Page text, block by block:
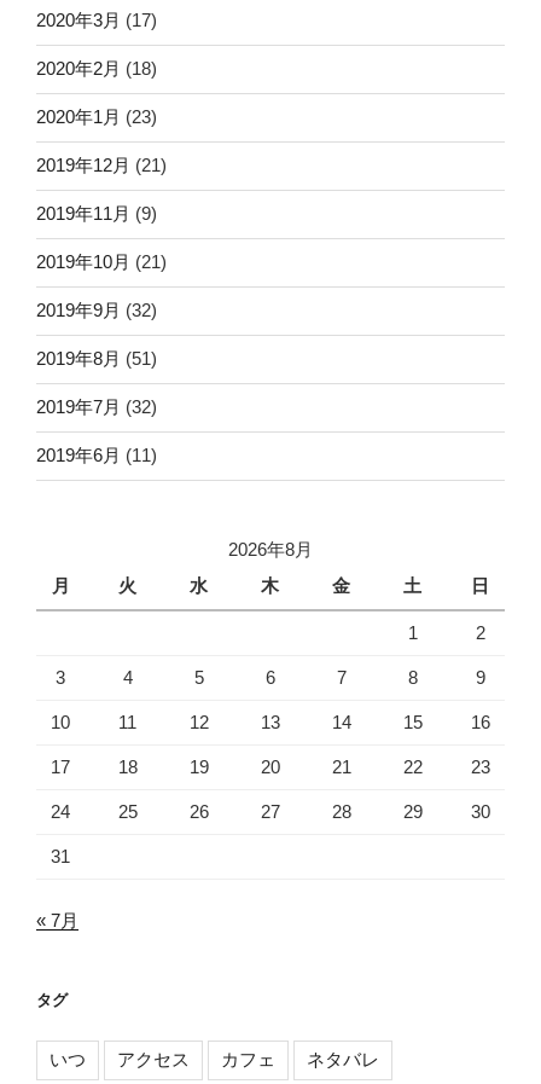
2020年3月 (17)
2020年2月 (18)
2020年1月 (23)
2019年12月 (21)
2019年11月 (9)
2019年10月 (21)
2019年9月 (32)
2019年8月 (51)
2019年7月 (32)
2019年6月 (11)
2026年8月
月
火 水 木 金 土 日
1 2
3 4 5 6 7 8 9
10 11 12 13 14 15 16
17 18 19 20 21 22 23
24 25 26 27 28 29 30
31
« 7月
タグ
いつ アクセス カフェ ネタバレ